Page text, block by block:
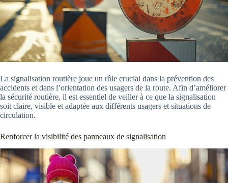
La signalisation routière joue un rôle crucial dans la prévention des
accidents et dans l’orientation des usagers de la route. Afin d’améliorer
la sécurité routière, il est essentiel de veiller à ce que la signalisation
soit claire, visible et adaptée aux différents usagers et situations de
circulation.
Renforcer la visibilité des panneaux de signalisation